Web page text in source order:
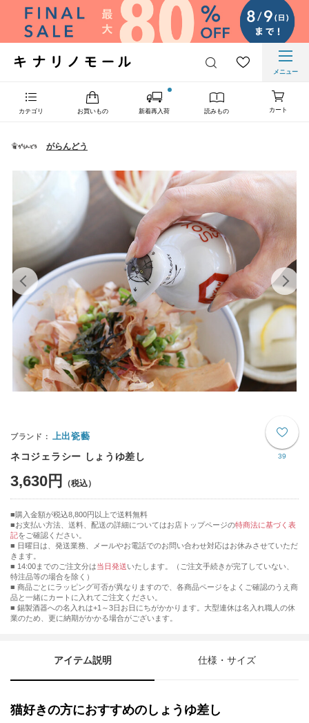
メニュー
カテゴリ お買いもの 新着再入荷 読みもの カート
がらんどう
39
上出瓷藝
ネコジェラシー しょうゆ差し
3,630円
購入金額が税込8,800円以上で送料無料
お支払い方法、送料、配送の詳細についてはお店トップページの特商法に基づく表
記をご確認ください。
■ 日曜日は、発送業務、メールやお電話でのお問い合わせ対応はお休みさせていただ
きます。
■ 14:00までのご注文分は当日発送いたします。（ご注文手続きが完了していない、
特注品等の場合を除く）
■ 商品ごとにラッピング可否が異なりますので、各商品ページをよくご確認のうえ商
品と一緒にカートに入れてご注文ください。
■ 錫製酒器への名入れは+1～3日お日にちがかかります。大型連休は名入れ職人の休
業のため、更に納期がかかる場合がございます。
アイテム説明 仕様・サイズ
猫好きの方におすすめのしょうゆ差し